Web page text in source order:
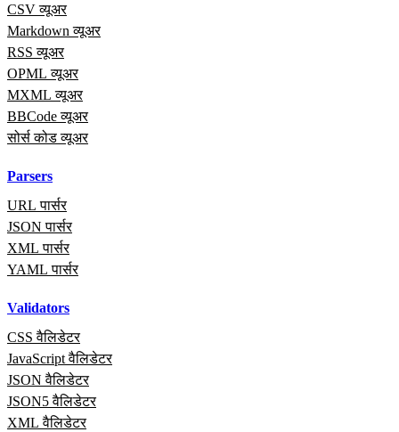
CSV व्यूअर
Markdown व्यूअर
RSS व्यूअर
OPML व्यूअर
MXML व्यूअर
BBCode व्यूअर
सोर्स कोड व्यूअर
Parsers
URL पार्सर
JSON पार्सर
XML पार्सर
YAML पार्सर
Validators
CSS वैलिडेटर
JavaScript वैलिडेटर
JSON वैलिडेटर
JSON5 वैलिडेटर
XML वैलिडेटर